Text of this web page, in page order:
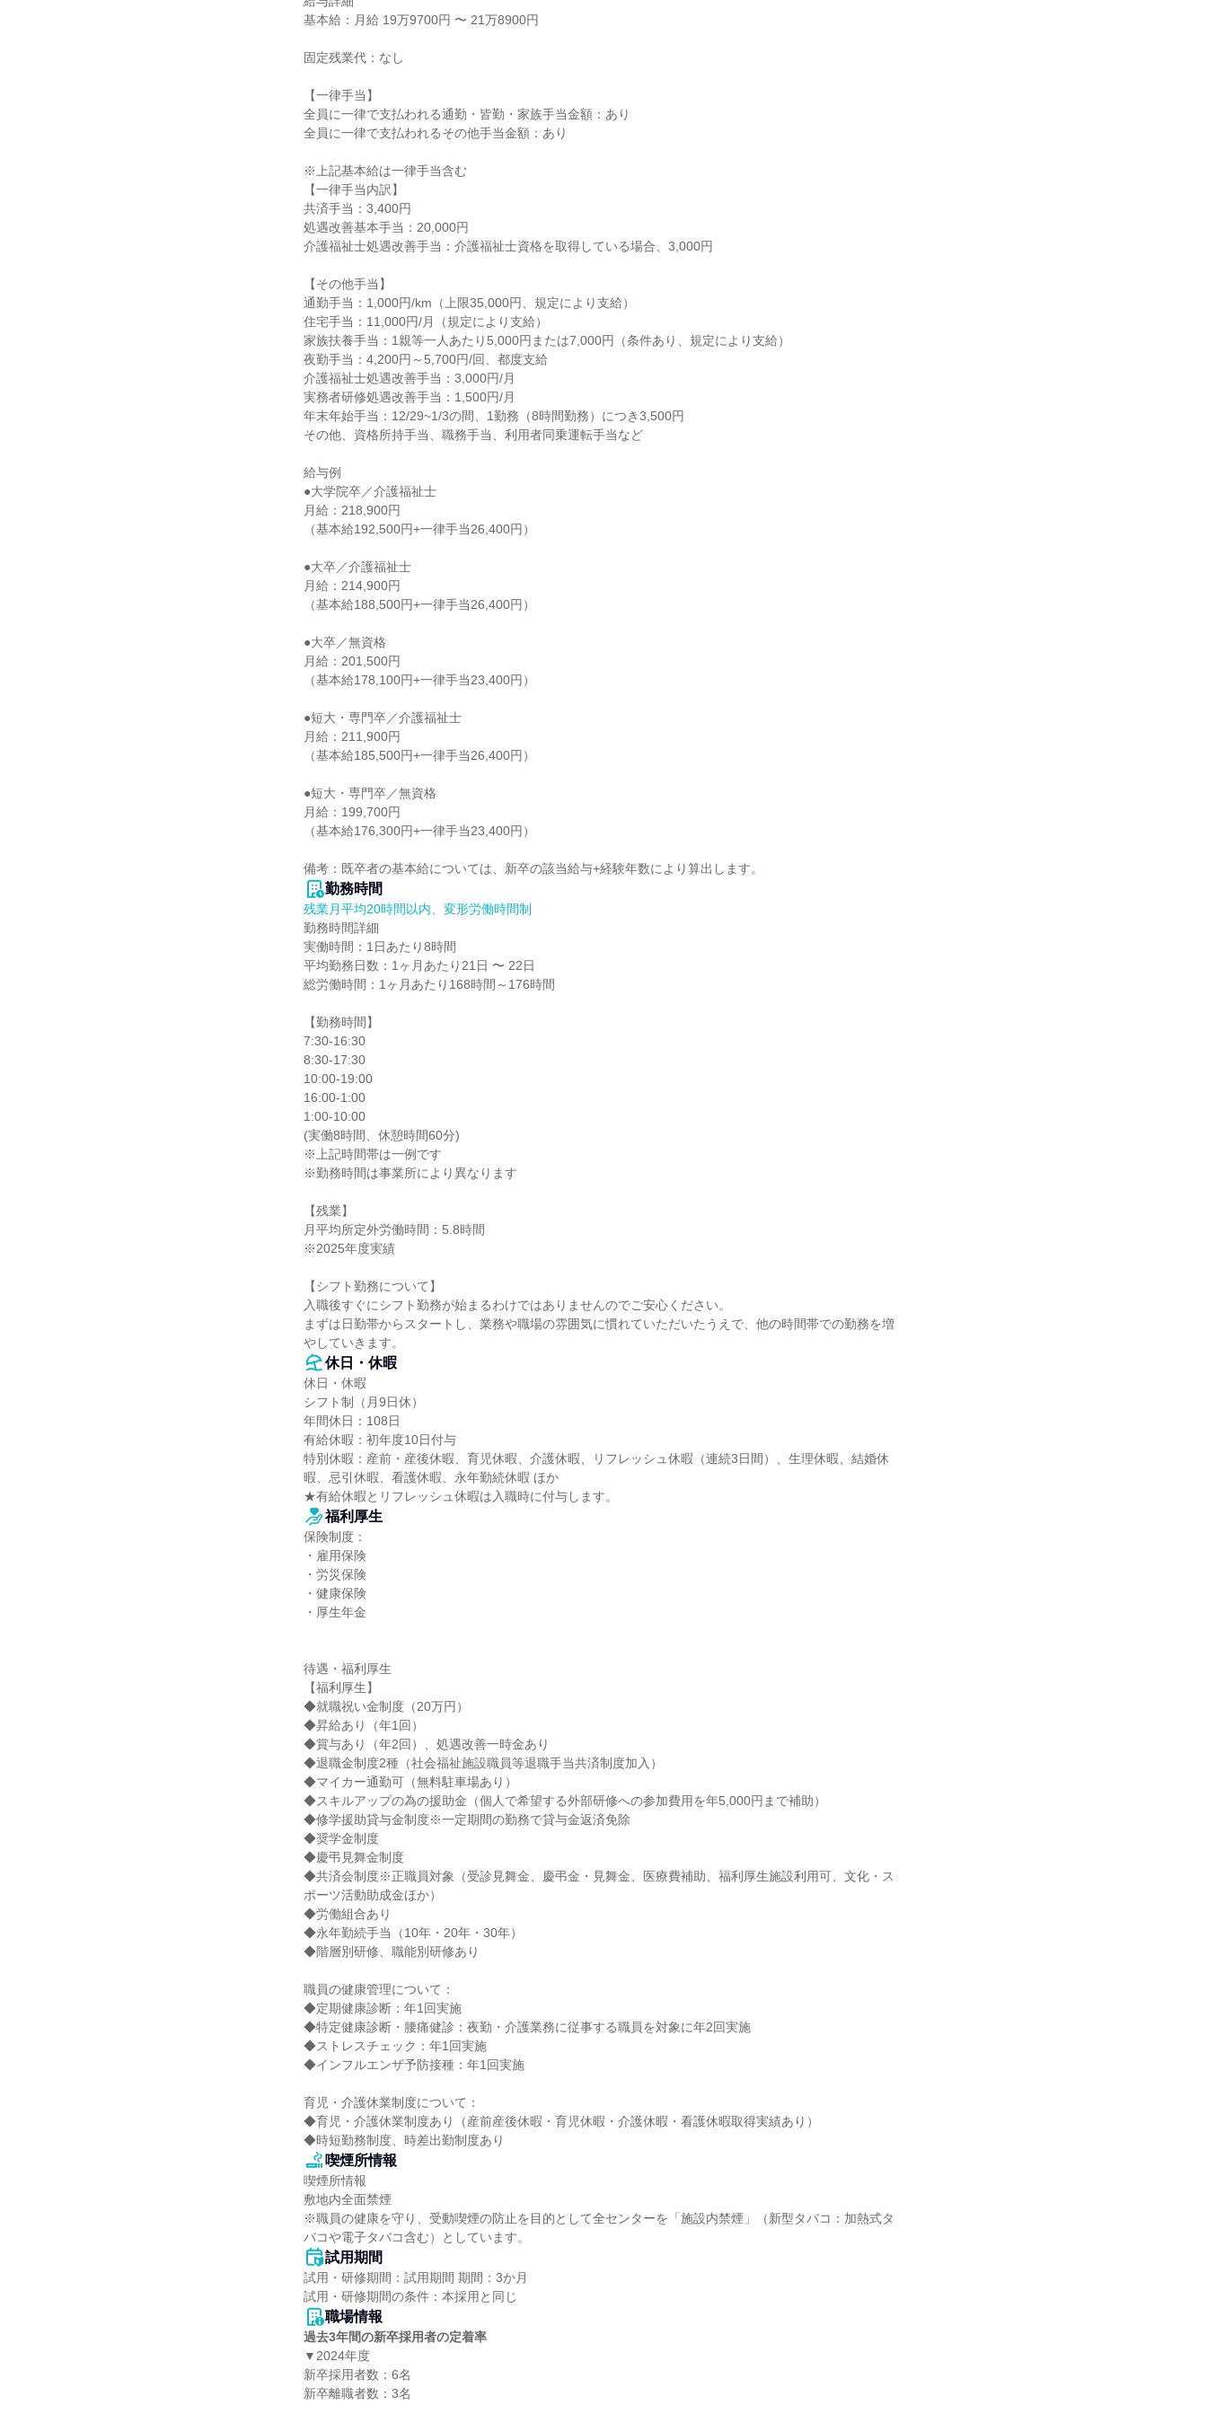
基本給：月給 19万9700円 〜 21万8900円
固定残業代：なし
【一律手当】
全員に一律で支払われる通勤・皆勤・家族手当金額：あり
全員に一律で支払われるその他手当金額：あり
※上記基本給は一律手当含む
【一律手当内訳】
共済手当：3,400円
処遇改善基本手当：20,000円
介護福祉士処遇改善手当：介護福祉士資格を取得している場合、3,000円
【その他手当】
通勤手当：1,000円/km（上限35,000円、規定により支給）
住宅手当：11,000円/月（規定により支給）
家族扶養手当：1親等一人あたり5,000円または7,000円（条件あり、規定により支給）
夜勤手当：4,200円～5,700円/回、都度支給
介護福祉士処遇改善手当：3,000円/月
実務者研修処遇改善手当：1,500円/月
年末年始手当：12/29~1/3の間、1勤務（8時間勤務）につき3,500円
その他、資格所持手当、職務手当、利用者同乗運転手当など
給与例
●大学院卒／介護福祉士
月給：218,900円
（基本給192,500円+一律手当26,400円）
●大卒／介護福祉士
月給：214,900円
（基本給188,500円+一律手当26,400円）
●大卒／無資格
月給：201,500円
（基本給178,100円+一律手当23,400円）
●短大・専門卒／介護福祉士
月給：211,900円
（基本給185,500円+一律手当26,400円）
●短大・専門卒／無資格
月給：199,700円
（基本給176,300円+一律手当23,400円）
備考：既卒者の基本給については、新卒の該当給与+経験年数により算出します。
勤務時間
残業月平均20時間以内、変形労働時間制
勤務時間詳細
実働時間：1日あたり8時間
平均勤務日数：1ヶ月あたり21日 〜 22日
総労働時間：1ヶ月あたり168時間～176時間
【勤務時間】
7:30-16:30
8:30-17:30
10:00-19:00
16:00-1:00
1:00-10:00
(実働8時間、休憩時間60分)
※上記時間帯は一例です
※勤務時間は事業所により異なります
【残業】
月平均所定外労働時間：5.8時間
※2025年度実績
【シフト勤務について】
入職後すぐにシフト勤務が始まるわけではありませんのでご安心ください。
まずは日勤帯からスタートし、業務や職場の雰囲気に慣れていただいたうえで、他の時間帯での勤務を増
やしていきます。
休日・休暇
休日・休暇
シフト制（月9日休）
年間休日：108日
有給休暇：初年度10日付与
特別休暇：産前・産後休暇、育児休暇、介護休暇、リフレッシュ休暇（連続3日間）、生理休暇、結婚休
暇、忌引休暇、看護休暇、永年勤続休暇 ほか
★有給休暇とリフレッシュ休暇は入職時に付与します。
福利厚生
保険制度：
・雇用保険
・労災保険
・健康保険
・厚生年金
待遇・福利厚生
【福利厚生】
◆就職祝い金制度（20万円）
◆昇給あり（年1回）
◆賞与あり（年2回）、処遇改善一時金あり
◆退職金制度2種（社会福祉施設職員等退職手当共済制度加入）
◆マイカー通勤可（無料駐車場あり）
◆スキルアップの為の援助金（個人で希望する外部研修への参加費用を年5,000円まで補助）
◆修学援助貸与金制度※一定期間の勤務で貸与金返済免除
◆奨学金制度
◆慶弔見舞金制度
◆共済会制度※正職員対象（受診見舞金、慶弔金・見舞金、医療費補助、福利厚生施設利用可、文化・ス
ポーツ活動助成金ほか）
◆労働組合あり
◆永年勤続手当（10年・20年・30年）
◆階層別研修、職能別研修あり
職員の健康管理について：
◆定期健康診断：年1回実施
◆特定健康診断・腰痛健診：夜勤・介護業務に従事する職員を対象に年2回実施
◆ストレスチェック：年1回実施
◆インフルエンザ予防接種：年1回実施
育児・介護休業制度について：
◆育児・介護休業制度あり（産前産後休暇・育児休暇・介護休暇・看護休暇取得実績あり）
◆時短勤務制度、時差出勤制度あり
喫煙所情報
喫煙所情報
敷地内全面禁煙
※職員の健康を守り、受動喫煙の防止を目的として全センターを「施設内禁煙」（新型タバコ：加熱式タ
バコや電子タバコ含む）としています。
試用期間
試用・研修期間：試用期間 期間：3か月
職場情報
過去3年間の新卒採用者の定着率
▼2024年度
新卒採用者数：6名
新卒離職者数：3名